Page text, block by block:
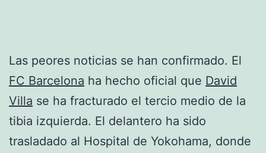
Las peores noticias se han confirmado. El
FC Barcelona ha hecho oficial que David
Villa se ha fracturado el tercio medio de la
tibia izquierda. El delantero ha sido
trasladado al Hospital de Yokohama, donde